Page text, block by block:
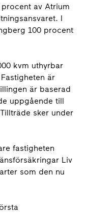
av Atrium
I
100 procent
kvm uthyrbar
är
är baserad
uppgående till
sker under
fastigheten
Liv
som den nu